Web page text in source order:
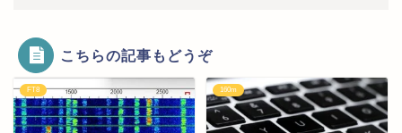
こちらの記事もどうぞ
FT8 160m